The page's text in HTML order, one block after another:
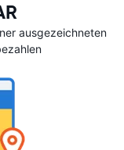
ausgezeichneten